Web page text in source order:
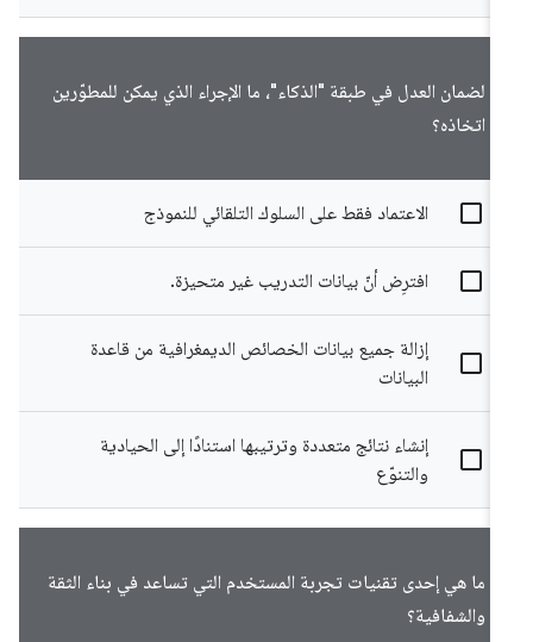
لضمان العدل في طبقة "الذكاء"، ما الإجراء الذي يمكن للمطوّرين
اتخاذه؟
الاعتماد فقط على السلوك التلقائي للنموذج
افترِض أنّ بيانات التدريب غير متحيزة.
إزالة جميع بيانات الخصائص الديمغرافية من قاعدة
البيانات
إنشاء نتائج متعددة وترتيبها استنادًا إلى الحيادية
والتنوّع
ما هي إحدى تقنيات تجربة المستخدم التي تساعد في بناء الثقة
والشفافية؟